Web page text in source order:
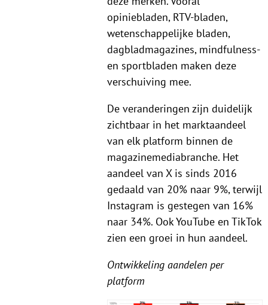
opiniebladen, RTV-bladen,
wetenschappelijke bladen,
dagbladmagazines, mindfulness-
en sportbladen maken deze
verschuiving mee.
De veranderingen zijn duidelijk
zichtbaar in het marktaandeel
van elk platform binnen de
magazinemediabranche. Het
aandeel van X is sinds 2016
gedaald van 20% naar 9%, terwijl
Instagram is gestegen van 16%
naar 34%. Ook YouTube en TikTok
zien een groei in hun aandeel.
Ontwikkeling aandelen per
platform